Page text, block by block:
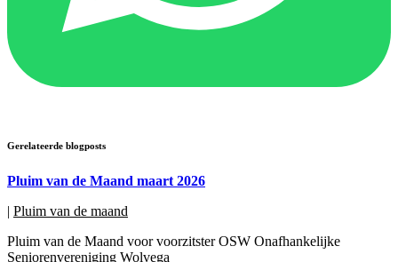
Gerelateerde blogposts
Pluim van de Maand maart 2026
| Pluim van de maand
Pluim van de Maand voor voorzitster OSW Onafhankelijke
Seniorenvereniging Wolvega